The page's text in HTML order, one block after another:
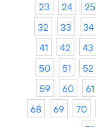
23
24 25
32
33 34
41
42 43
50
51 52
59
60 61
68
69 70